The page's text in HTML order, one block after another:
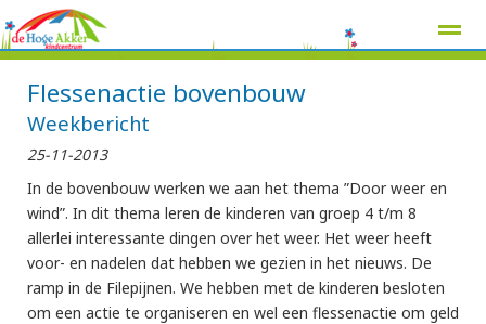
Flessenactie bovenbouw
Weekbericht
25-11-2013
In de bovenbouw werken we aan het thema ”Door weer en
wind”. In dit thema leren de kinderen van groep 4 t/m 8
allerlei interessante dingen over het weer. Het weer heeft
voor- en nadelen dat hebben we gezien in het nieuws. De
ramp in de Filepijnen. We hebben met de kinderen besloten
om een actie te organiseren en wel een flessenactie om geld